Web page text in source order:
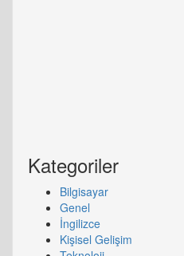
Kategoriler
Bilgisayar
Genel
İngilizce
Kişisel Gelişim